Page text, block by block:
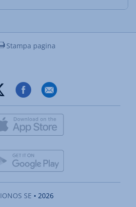
Stampa pagina
IONOS SE • 2026